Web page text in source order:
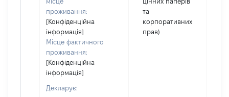
проживання:
[Конфіденційна
інформація]
Місце фактичного
проживання:
[Конфіденційна
інформація]
Декларує:
та
корпоративних
прав)